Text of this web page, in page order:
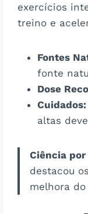
exercícios
treino e
Fontes
fonte
Dose
Cuidados:
altas
Ciência
destacou
melhora